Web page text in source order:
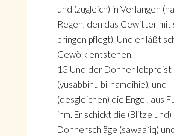
und (zugleich) in Verlangen
Regen, den das Gewitter mit
bringen pflegt). Und er läßt
Gewölk entstehen.
13 Und der Donner lobpreist
(yusabbihu bi-hamdihie), und
(desgleichen) die Engel, aus
ihm. Er schickt die (Blitze und)
Donnerschläge (sawaa`iq)